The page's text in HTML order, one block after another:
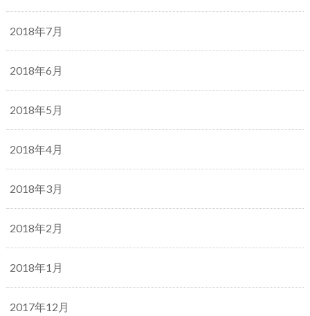
2018年7月
2018年6月
2018年5月
2018年4月
2018年3月
2018年2月
2018年1月
2017年12月